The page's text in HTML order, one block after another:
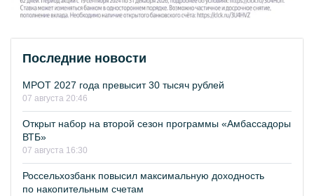
Последние новости
МРОТ 2027 года превысит 30 тысяч рублей
07 августа 20:46
Открыт набор на второй сезон программы «Амбассадоры
ВТБ»
07 августа 16:30
Россельхозбанк повысил максимальную доходность
по накопительным счетам